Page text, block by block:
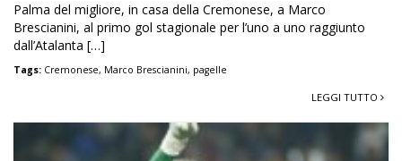
Palma del migliore, in casa della Cremonese, a Marco
Brescianini, al primo gol stagionale per l’uno a uno raggiunto
dall’Atalanta […]
Tags: Cremonese, Marco Brescianini, pagelle
LEGGI TUTTO